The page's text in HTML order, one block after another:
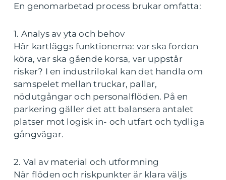
En genomarbetad process brukar omfatta:
1. Analys av yta och behov
Här kartläggs funktionerna: var ska fordon
köra, var ska gående korsa, var uppstår
risker? I en industrilokal kan det handla om
samspelet mellan truckar, pallar,
nödutgångar och personalflöden. På en
parkering gäller det att balansera antalet
platser mot logisk in- och utfart och tydliga
gångvägar.
2. Val av material och utformning
När flöden och riskpunkter är klara väljs